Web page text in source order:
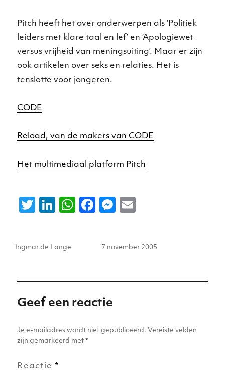
Pitch heeft het over onderwerpen als ‘Politiek
leiders met klare taal en lef’ en ‘Apologiewet
versus vrijheid van meningsuiting’. Maar er zijn
ook artikelen over seks en relaties. Het is
tenslotte voor jongeren.
CODE
Reload, van de makers van CODE
Het multimediaal platform Pitch
T
te
Li
e
n
W
p
p
F
e
o
o
M
e
g
l
Auteur
Ingmar de Lange
Geplaatst
7 november 2005
Geef een reactie
Je e-mailadres wordt niet gepubliceerd. Vereiste velden
zijn gemarkeerd met*
Reactie*